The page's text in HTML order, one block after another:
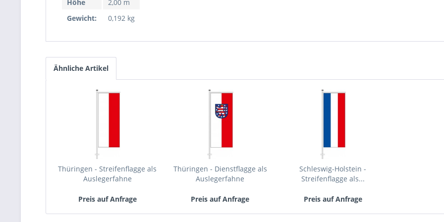
Höhe
2,00 m
Gewicht:
0,192 kg
Ähnliche Artikel
Thüringen - Streifenflagge als
Auslegerfahne
Preis auf Anfrage
Thüringen - Dienstflagge als
Auslegerfahne
Preis auf Anfrage
Schleswig-Holstein -
Streifenflagge als...
Preis auf Anfrage